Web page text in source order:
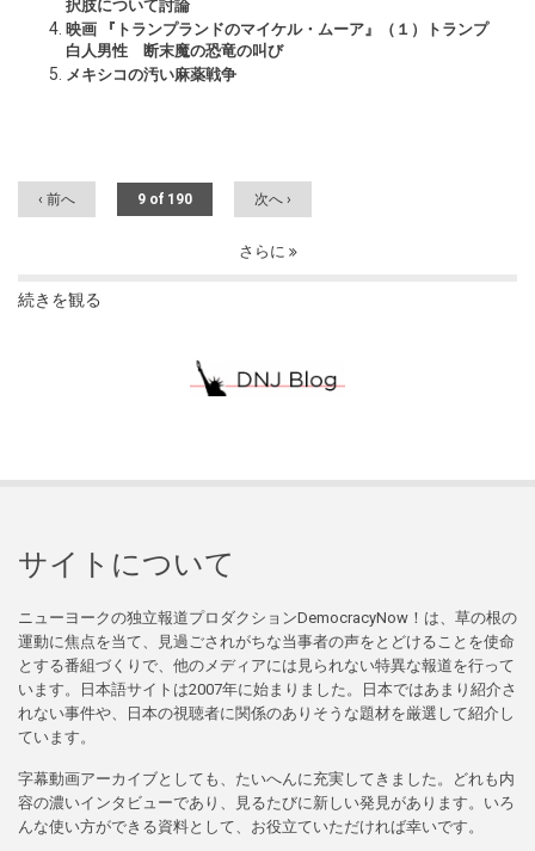
択肢について討論
映画 『トランプランドのマイケル・ムーア』（１）トランプ
白人男性 断末魔の恐竜の叫び
メキシコの汚い麻薬戦争
‹ 前へ 9 of 190 次へ ›
さらに
続きを観る
サイトについて
ニューヨークの独立報道プロダクションDemocracyNow！は、草の根の
運動に焦点を当て、見過ごされがちな当事者の声をとどけることを使命
とする番組づくりで、他のメディアには見られない特異な報道を行って
います。日本語サイトは2007年に始まりました。日本ではあまり紹介さ
れない事件や、日本の視聴者に関係のありそうな題材を厳選して紹介し
ています。
字幕動画アーカイブとしても、たいへんに充実してきました。どれも内
容の濃いインタビューであり、見るたびに新しい発見があります。いろ
んな使い方ができる資料として、お役立ていただければ幸いです。